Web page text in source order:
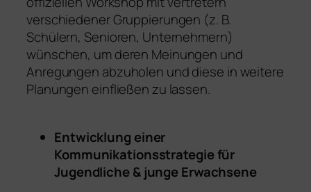
verschiedener Gruppierungen (z. B.
Schülern, Senioren, Unternehmern)
wünschen, um deren Meinungen und
Anregungen abzuholen und diese in weitere
Planungen einfließen zu lassen.
Entwicklung einer
Kommunikationsstrategie für
Jugendliche & junge Erwachsene